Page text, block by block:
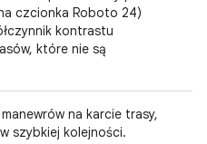
czcionka Roboto 24)
kontrastu
które nie są
na karcie trasy,
szybkiej kolejności.